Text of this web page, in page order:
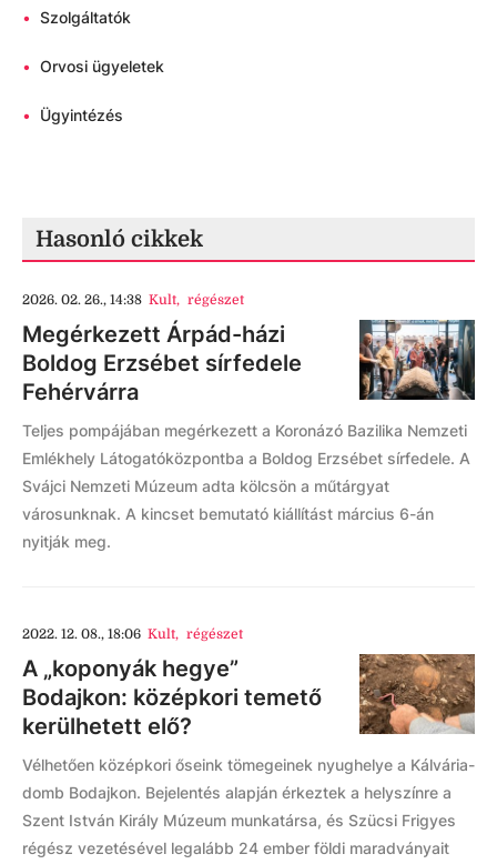
• Szolgáltatók
• Orvosi ügyeletek
• Ügyintézés
Hasonló cikkek
2026. 02. 26., 14:38 Kult, régészet
Megérkezett Árpád-házi
Boldog Erzsébet sírfedele
Fehérvárra
Teljes pompájában megérkezett a Koronázó Bazilika Nemzeti
Emlékhely Látogatóközpontba a Boldog Erzsébet sírfedele. A
Svájci Nemzeti Múzeum adta kölcsön a műtárgyat
városunknak. A kincset bemutató kiállítást március 6-án
nyitják meg.
2022. 12. 08., 18:06 Kult, régészet
A „koponyák hegye”
Bodajkon: középkori temető
kerülhetett elő?
Vélhetően középkori őseink tömegeinek nyughelye a Kálvária-
domb Bodajkon. Bejelentés alapján érkeztek a helyszínre a
Szent István Király Múzeum munkatársa, és Szücsi Frigyes
régész vezetésével legalább 24 ember földi maradványait